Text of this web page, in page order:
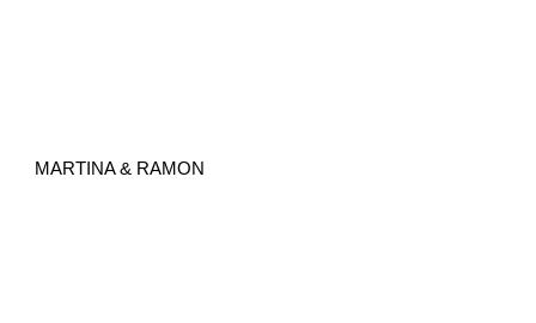
MARTINA & RAMON